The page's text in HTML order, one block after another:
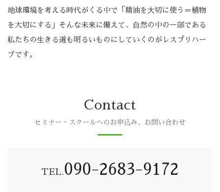
地球環境を考える時代がくる中で「精油を⼤切に使う＝植物
を大切にする」そんな未来に備えて、⾃然の中の⼀部である
私たちの⽣きる道も明るいものにしていくのがレスプリハー
ブです。
Contact
セミナー・スクールへのお申込み、お問い合わせ
TEL.090-2683-9172